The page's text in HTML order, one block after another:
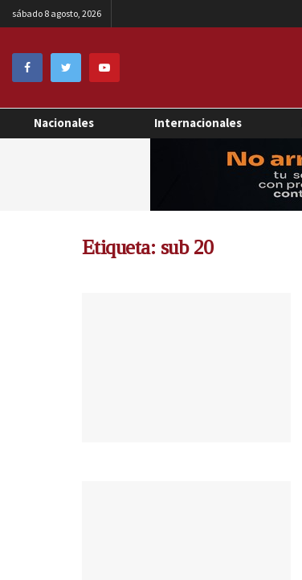
sábado 8 agosto, 2026
Nacionales Internacionales
Etiqueta: sub 20